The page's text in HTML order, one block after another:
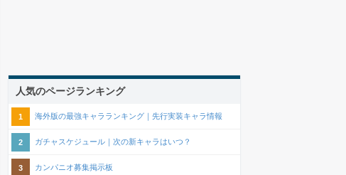
人気のページランキング
海外版の最強キャラランキング｜先行実装キャラ情報
ガチャスケジュール｜次の新キャラはいつ？
カンパニオ募集掲示板